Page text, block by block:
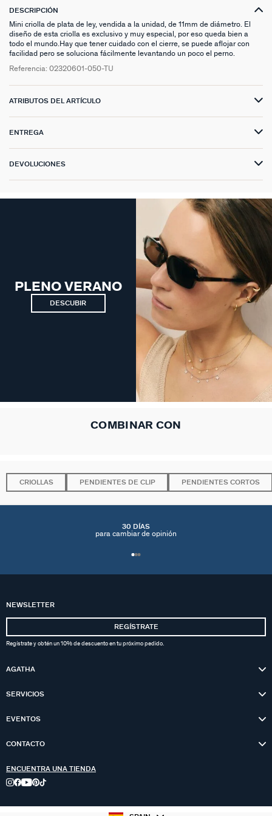
DESCRIPCIÓN
Mini criolla de plata de ley, vendida a la unidad, de 11mm de diámetro. El
diseño de esta criolla es exclusivo y muy especial, por eso queda bien a
todo el mundo.Hay que tener cuidado con el cierre, se puede aflojar con
facilidad pero se soluciona fácilmente levantando un poco el perno.
Referencia: 02320601-050-TU
ATRIBUTOS DEL ARTÍCULO
ENTREGA
DEVOLUCIONES
PLENO VERANO
DESCUBIR
COMBINAR CON
CRIOLLAS PENDIENTES DE CLIP PENDIENTES CORTOS
30 DÍAS
para cambiar de opinión
NEWSLETTER
REGÍSTRATE
Regístrate y obtén un 10% de descuento en tu próximo pedido.
AGATHA
SERVICIOS
EVENTOS
CONTACTO
ENCUENTRA UNA TIENDA